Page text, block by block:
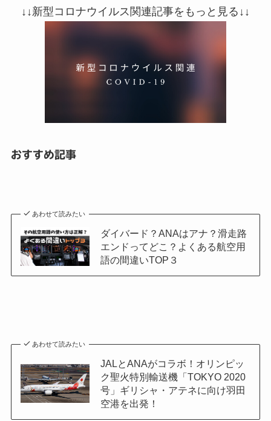
↓↓新型コロナウイルス関連記事をもっと見る↓↓
おすすめ記事
あわせて読みたい
ダイバード？ANAはアナ？滑走路
エンドってどこ？よくある航空用
語の間違いTOP３
あわせて読みたい
JALとANAがコラボ！オリンピッ
ク聖火特別輸送機「TOKYO 2020
号」ギリシャ・アテネに向け羽田
空港を出発！